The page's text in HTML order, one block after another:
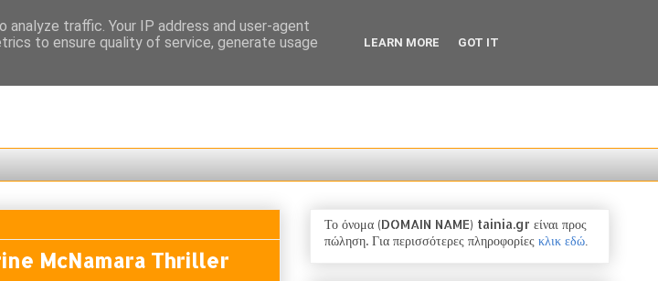
McNamara Thriller
Το όνομα (DOMAIN NAME) tainia.gr είναι προς
πώληση. Για περισσότερες πληροφορίες κλικ εδώ.
traffic. Your IP address and user-agent
to ensure quality of service, generate usage
LEARN MORE GOT IT